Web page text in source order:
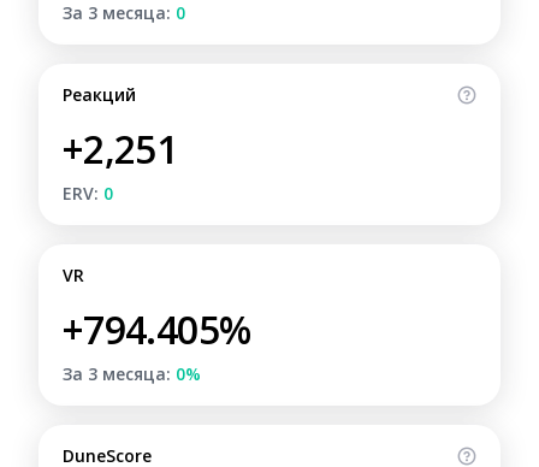
За 3 месяца: 0
Реакций
+2,251
ERV: 0
VR
+794.405%
За 3 месяца: 0%
DuneScore